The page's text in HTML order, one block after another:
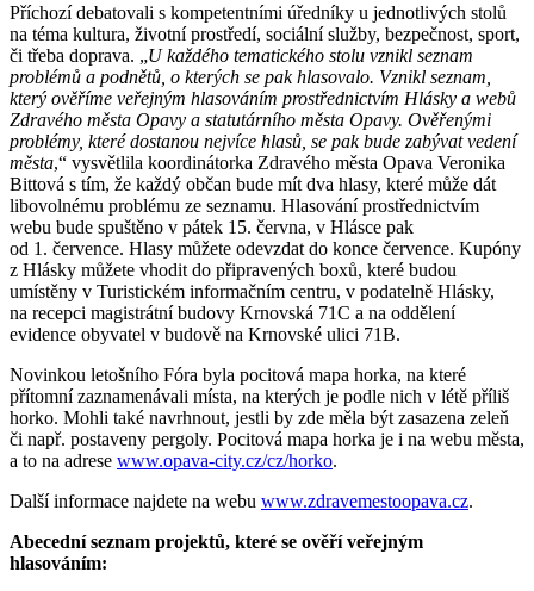
Příchozí debatovali s kompetentními úředníky u jednotlivých stolů
na téma kultura, životní prostředí, sociální služby, bezpečnost, sport,
či třeba doprava. „U každého tematického stolu vznikl seznam
problémů a podnětů, o kterých se pak hlasovalo. Vznikl seznam,
který ověříme veřejným hlasováním prostřednictvím Hlásky a webů
Zdravého města Opavy a statutárního města Opavy. Ověřenými
problémy, které dostanou nejvíce hlasů, se pak bude zabývat vedení
města,“ vysvětlila koordinátorka Zdravého města Opava Veronika
Bittová s tím, že každý občan bude mít dva hlasy, které může dát
libovolnému problému ze seznamu. Hlasování prostřednictvím
webu bude spuštěno v pátek 15. června, v Hlásce pak
od 1. července. Hlasy můžete odevzdat do konce července. Kupóny
z Hlásky můžete vhodit do připravených boxů, které budou
umístěny v Turistickém informačním centru, v podatelně Hlásky,
na recepci magistrátní budovy Krnovská 71C a na oddělení
evidence obyvatel v budově na Krnovské ulici 71B.
Novinkou letošního Fóra byla pocitová mapa horka, na které
přítomní zaznamenávali místa, na kterých je podle nich v létě příliš
horko. Mohli také navrhnout, jestli by zde měla být zasazena zeleň
či např. postaveny pergoly. Pocitová mapa horka je i na webu města,
a to na adrese www.opava-city.cz/cz/horko.
Další informace najdete na webu www.zdravemestoopava.cz.
Abecední seznam projektů, které se ověří veřejným
hlasováním: